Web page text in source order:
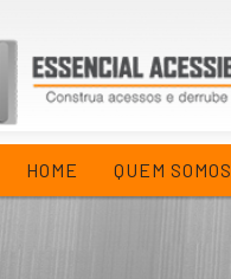
HOME QUEM SOMOS